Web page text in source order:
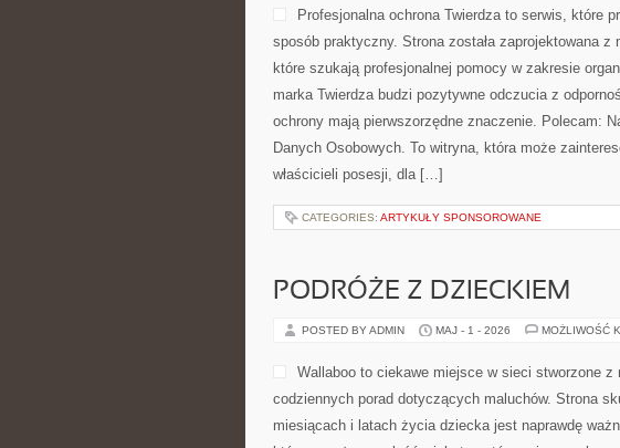
Profesjonalna ochrona Twierdza to serwis, które
sposób praktyczny. Strona została zaprojektowana
które szukają profesjonalnej pomocy w zakresie
marka Twierdza budzi pozytywne odczucia z
ochrony mają pierwszorzędne znaczenie. Polecam:
Danych Osobowych. To witryna, która może
właścicieli posesji, dla […]
CATEGORIES: ARTYKUŁY SPONSOROWANE
PODRÓŻE Z DZIECKIEM
POSTED BY ADMIN MAJ - 1 - 2026 MOŻLIWOŚĆ
Wallaboo to ciekawe miejsce w sieci stworzone
codziennych porad dotyczących maluchów. Strona
miesiącach i latach życia dziecka jest naprawdę